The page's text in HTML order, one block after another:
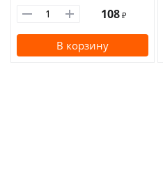
108 ₽
В корзину